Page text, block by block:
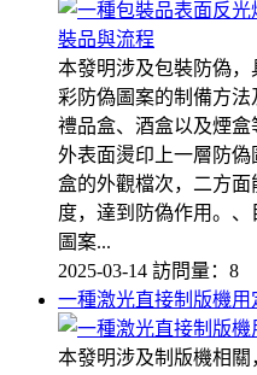
本發明涉及包裝防偽
彩防偽圖案的制備方
禮品盒、酒盒以及煙
外表面燙印上一層防
盒的外觀檔次，二方
度，達到防偽作用。
圖案...
2025-03-14 訪問量：8
一種激光直接制版機
本發明涉及制版機相